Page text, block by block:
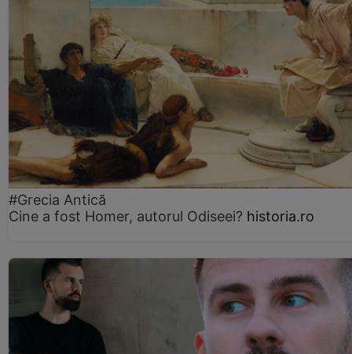
#Grecia Antică
Cine a fost Homer, autorul Odiseei? historia.ro